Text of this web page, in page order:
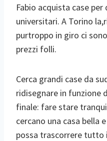
Fabio acquista case
universitari. A Torino
purtroppo in giro ci
prezzi folli.
Cerca grandi case da
ridisegnare in funzione
finale: fare stare
cercano una casa bella
possa trascorrere tutto